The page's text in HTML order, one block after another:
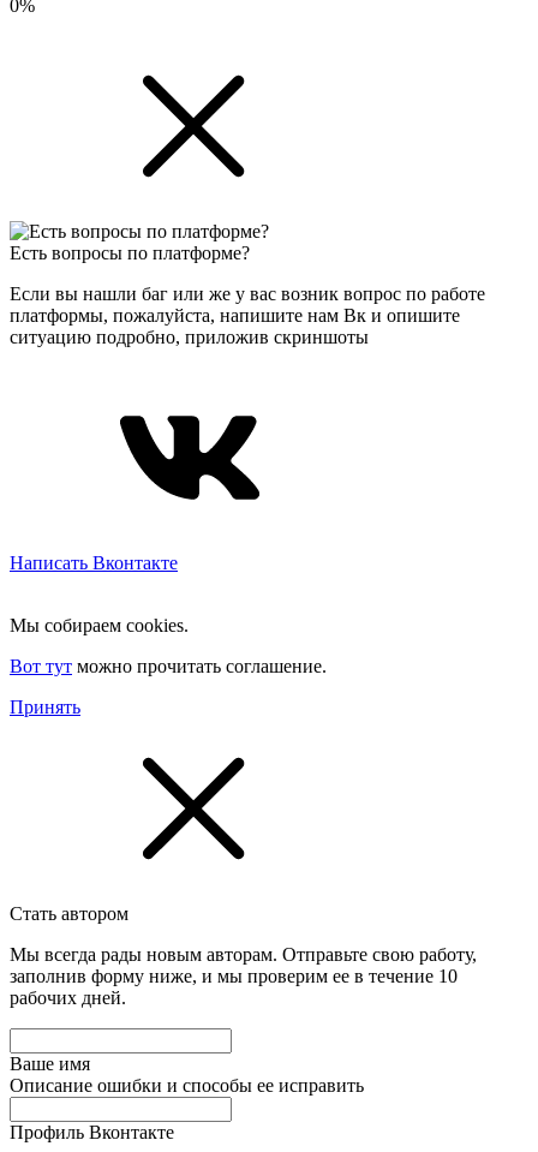
0%
Есть вопросы по платформе?
Если вы нашли баг или же у вас возник вопрос по работе
платформы, пожалуйста, напишите нам Вк и опишите
ситуацию подробно, приложив скриншоты
Написать Вконтакте
Мы собираем cookies.
Вот тут можно прочитать соглашение.
Принять
Стать автором
Мы всегда рады новым авторам. Отправьте свою работу,
заполнив форму ниже, и мы проверим ее в течение 10
рабочих дней.
Ваше имя
Описание ошибки и способы ее исправить
Профиль Вконтакте